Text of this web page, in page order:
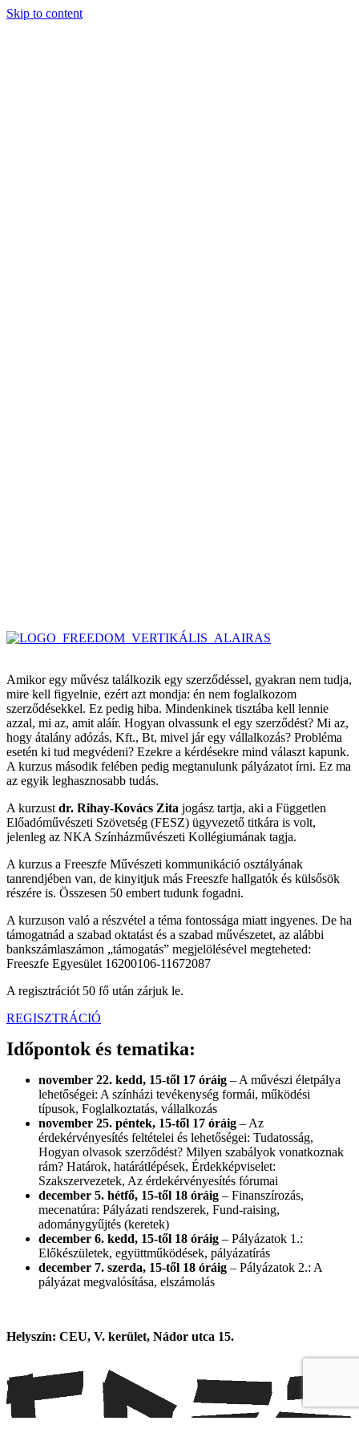
Skip to content
Amikor egy művész találkozik egy szerződéssel, gyakran nem tudja,
mire kell figyelnie, ezért azt mondja: én nem foglalkozom
szerződésekkel. Ez pedig hiba. Mindenkinek tisztába kell lennie
azzal, mi az, amit aláír. Hogyan olvassunk el egy szerződést? Mi az,
hogy átalány adózás, Kft., Bt, mivel jár egy vállalkozás? Probléma
esetén ki tud megvédeni? Ezekre a kérdésekre mind választ kapunk.
A kurzus második felében pedig megtanulunk pályázatot írni. Ez ma
az egyik leghasznosabb tudás.
A kurzust dr. Rihay-Kovács Zita jogász tartja, aki a Független
Előadóművészeti Szövetség (FESZ) ügyvezető titkára is volt,
jelenleg az NKA Színházművészeti Kollégiumának tagja.
A kurzus a Freeszfe Művészeti kommunikáció osztályának
tanrendjében van, de kinyitjuk más Freeszfe hallgatók és külsősök
részére is. Összesen 50 embert tudunk fogadni.
A kurzuson való a részvétel a téma fontossága miatt ingyenes. De ha
támogatnád a szabad oktatást és a szabad művészetet, az alábbi
bankszámlaszámon „támogatás” megjelölésével megteheted:
Freeszfe Egyesület 16200106-11672087
A regisztrációt 50 fő után zárjuk le.
REGISZTRÁCIÓ
Időpontok és tematika:
november 22. kedd, 15-től 17 óráig – A művészi életpálya
lehetőségei: A színházi tevékenység formái, működési
típusok, Foglalkoztatás, vállalkozás
november 25. péntek, 15-től 17 óráig – Az
érdekérvényesítés feltételei és lehetőségei: Tudatosság,
Hogyan olvasok szerződést? Milyen szabályok vonatkoznak
rám? Határok, határátlépések, Érdekképviselet:
Szakszervezetek, Az érdekérvényesítés fórumai
december 5. hétfő, 15-től 18 óráig – Finanszírozás,
mecenatúra: Pályázati rendszerek, Fund-raising,
adománygyűjtés (keretek)
december 6. kedd, 15-től 18 óráig – Pályázatok 1.:
Előkészületek, együttműködések, pályázatírás
december 7. szerda, 15-től 18 óráig – Pályázatok 2.: A
pályázat megvalósítása, elszámolás
Helyszín: CEU, V. kerület, Nádor utca 15.